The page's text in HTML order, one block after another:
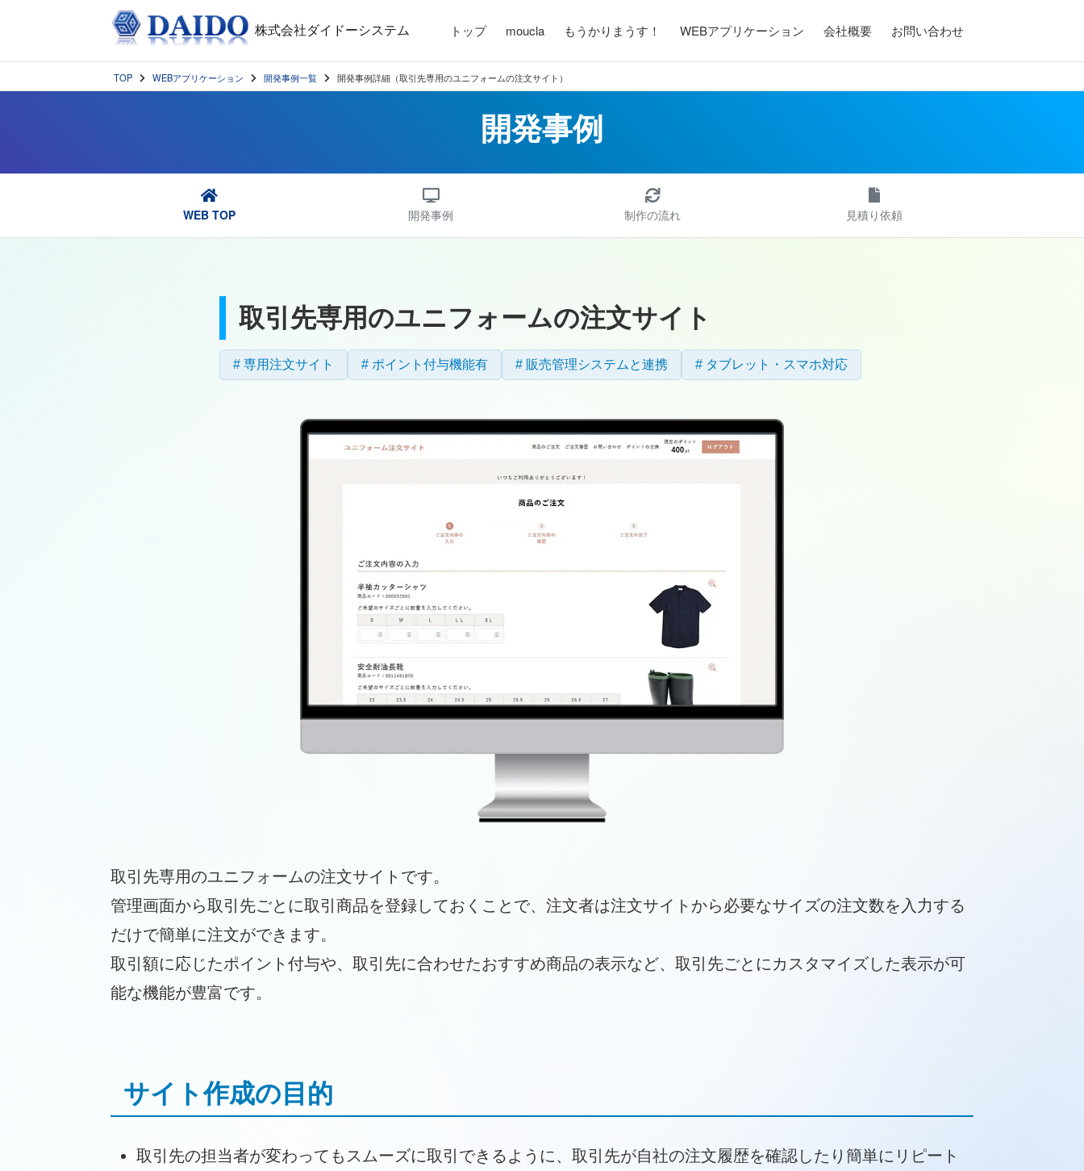
株式会社ダイドーシステム トップ moucla もうかりまうす！ WEBアプリケーション 会社概要 お問い合わせ
TOP WEBアプリケーション 開発事例一覧 開発事例詳細（取引先専用のユニフォームの注文サイト）
開発事例
WEB TOP 開発事例 制作の流れ 見積り依頼
取引先専用のユニフォームの注文サイト
専用注文サイト ポイント付与機能有 販売管理システムと連携 タブレット・スマホ対応
取引先専用のユニフォームの注文サイトです。
管理画面から取引先ごとに取引商品を登録しておくことで、注文者は注文サイトから必要なサイズの注文数を入力する
だけで簡単に注文ができます。
取引額に応じたポイント付与や、取引先に合わせたおすすめ商品の表示など、取引先ごとにカスタマイズした表示が可
能な機能が豊富です。
サイト作成の目的
取引先の担当者が変わってもスムーズに取引できるように、取引先が自社の注文履歴を確認したり簡単にリピート